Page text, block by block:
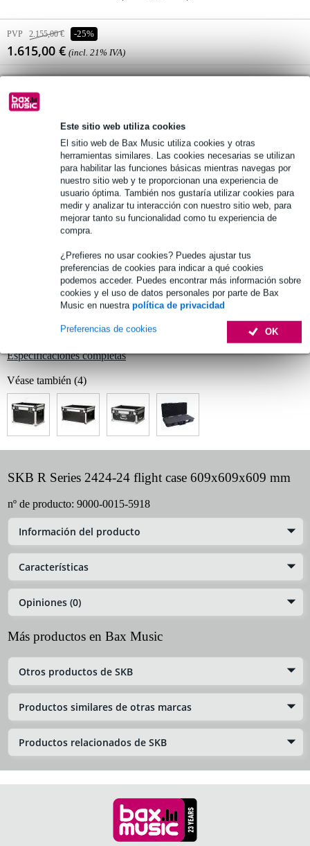
Este sitio web utiliza cookies
El sitio web de Bax Music utiliza cookies y otras
herramientas similares. Las cookies necesarias se utilizan
para habilitar las funciones básicas mientras navegas por
nuestro sitio web y te proporcionan una experiencia de
usuario óptima. También nos gustaría utilizar cookies para
medir y analizar tu interacción con nuestro sitio web, para
mejorar tanto su funcionalidad como tu experiencia de
compra.
¿Prefieres no usar cookies? Puedes ajustar tus
preferencias de cookies para indicar a qué cookies
podemos acceder. Puedes encontrar más información sobre
cookies y el uso de datos personales por parte de Bax
Music en nuestra política de privacidad
OK
Preferencias de cookies
PVP 2.155,00 € -25%
1.615,00 € (incl. 21% IVA)
Disponibilidad online
añadir a la cesta
entrega gratuita
Más de 48.000 artículos en stock
1.250 marcas líderes
Información del producto
tipo: flight case
material impermeable y ligero
Especificaciones completas
Véase también (4)
SKB R Series 2424-24 flight case 609x609x609 mm
nº de producto: 9000-0015-5918
Información del producto
Características
Opiniones (0)
Más productos en Bax Music
Otros productos de SKB
Productos similares de otras marcas
Productos relacionados de SKB